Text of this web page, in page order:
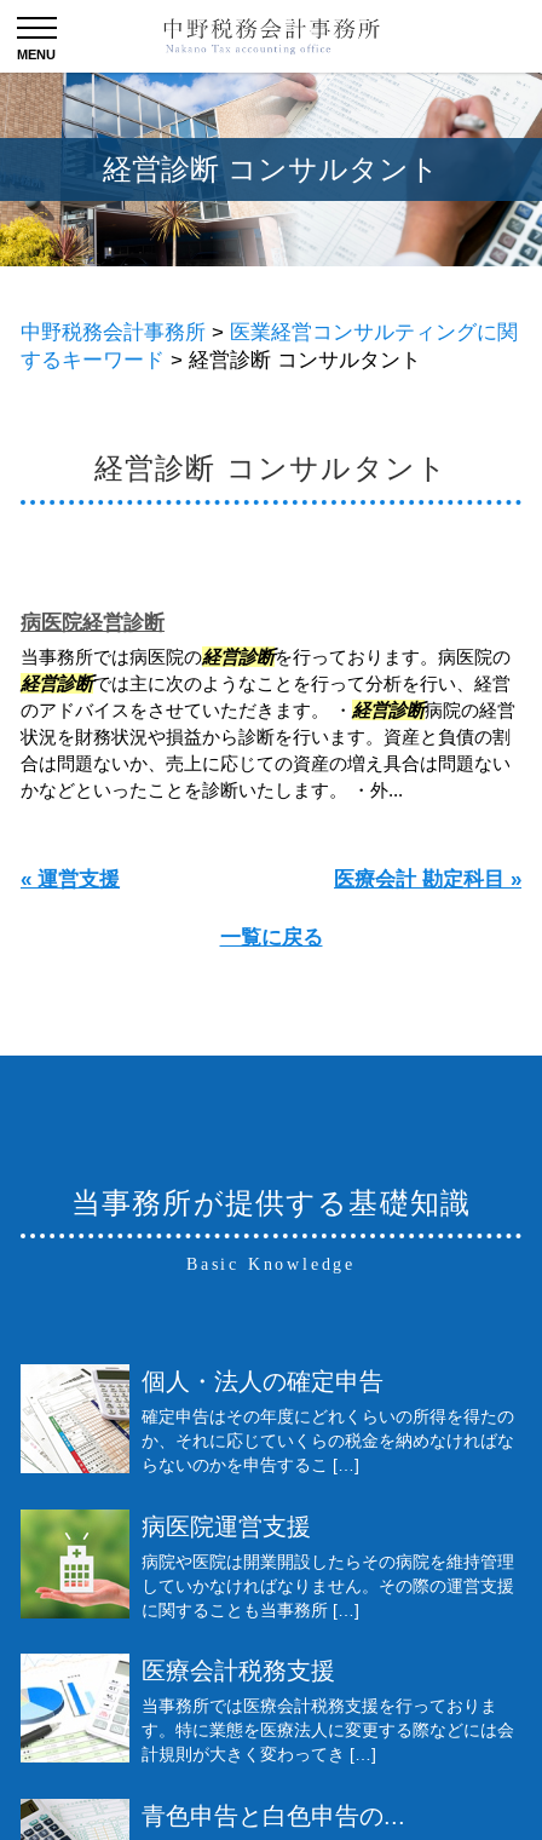
経営診断 コンサルタント
中野税務会計事務所 > 医業経営コンサルティングに関
するキーワード > 経営診断 コンサルタント
経営診断 コンサルタント
病医院経営診断
当事務所では病医院の経営診断を行っております。病医院の
経営診断では主に次のようなことを行って分析を行い、経営
のアドバイスをさせていただきます。 ・ 経営診断病院の経営
状況を財務状況や損益から診断を行います。資産と負債の割
合は問題ないか、売上に応じての資産の増え具合は問題ない
かなどといったことを診断いたします。 ・外...
« 運営支援 医療会計 勘定科目 »
一覧に戻る
当事務所が提供する基礎知識
Basic Knowledge
個人・法人の確定申告
確定申告はその年度にどれくらいの所得を得たの
か、それに応じていくらの税金を納めなければな
らないのかを申告するこ […]
病医院運営支援
病院や医院は開業開設したらその病院を維持管理
していかなければなりません。その際の運営支援
に関することも当事務所 […]
医療会計税務支援
当事務所では医療会計税務支援を行っておりま
す。特に業態を医療法人に変更する際などには会
計規則が大きく変わってき […]
青色申告と白色申告の...